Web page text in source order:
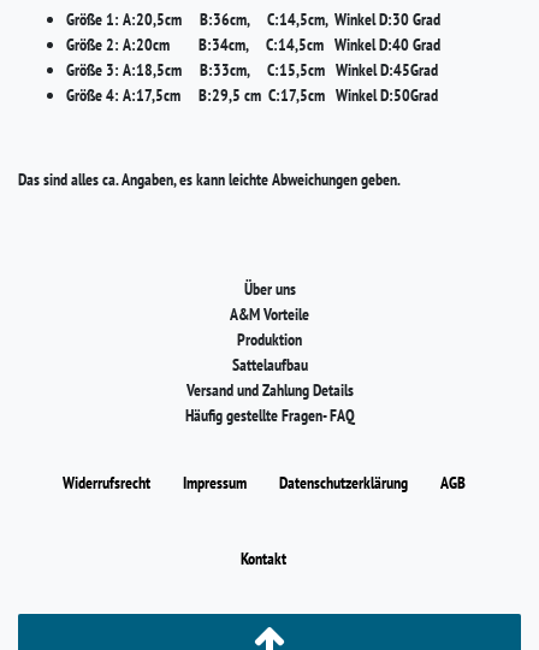
Größe 1: A:20,5cm B:36cm, C:14,5cm, Winkel D:30 Grad
Größe 2: A:20cm B:34cm, C:14,5cm Winkel D:40 Grad
Größe 3: A:18,5cm B:33cm, C:15,5cm Winkel D:45Grad
Größe 4: A:17,5cm B:29,5 cm C:17,5cm Winkel D:50Grad
Das sind alles ca. Angaben, es kann leichte Abweichungen geben.
Über uns
A&M Vorteile
Produktion
Sattelaufbau
Versand und Zahlung Details
Häufig gestellte Fragen- FAQ
Widerrufs­recht Impressum Daten­schutz­erklärung AGB
Kontakt